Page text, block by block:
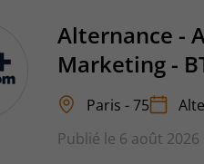
Alternance -
Marketing -
Paris - 75
Publié le 6 août 2026